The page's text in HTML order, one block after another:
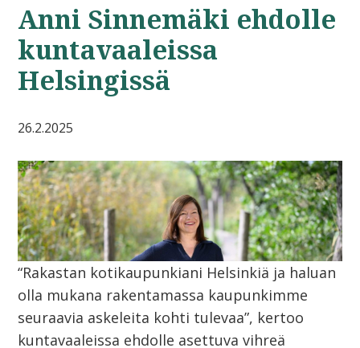
Anni Sinnemäki ehdolle
kuntavaaleissa
Helsingissä
26.2.2025
“Rakastan kotikaupunkiani Helsinkiä ja haluan
olla mukana rakentamassa kaupunkimme
seuraavia askeleita kohti tulevaa”, kertoo
kuntavaaleissa ehdolle asettuva vihreä